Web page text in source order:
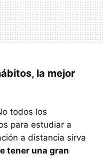
la mejor
todos los
para estudiar a
a distancia sirva
tener una gran